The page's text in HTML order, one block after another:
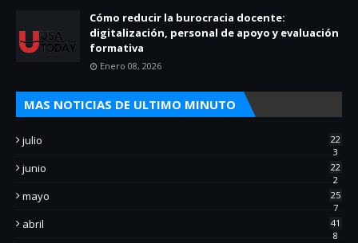
Cómo reducir la burocracia docente:
digitalización, personal de apoyo y evaluación
formativa
Enero 08, 2026
MAS NOTICIAS DE ULTIMO MINUTO
julio
22
3
junio
22
2
mayo
25
7
abril
41
8